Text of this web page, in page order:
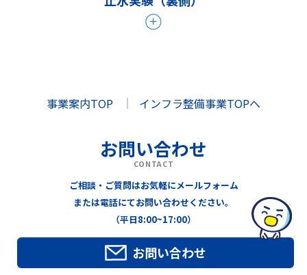
事業案内TOP インフラ整備事業TOPへ
お問い合わせ
CONTACT
ご相談・ご質問はお気軽にメールフォーム
または電話にてお問い合わせください。
（平日8:00~17:00）
お問い合わせ